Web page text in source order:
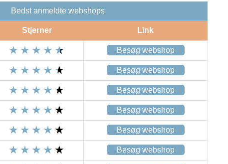
Bedst anmeldte webshops
Stjerner Link
Besøg webshop
Besøg webshop
Besøg webshop
Besøg webshop
Besøg webshop
Besøg webshop